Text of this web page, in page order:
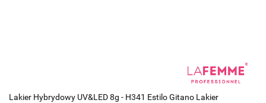
Lakier Hybrydowy UV&LED 8g - H341 Estilo Gitano Lakier